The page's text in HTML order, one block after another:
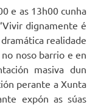
e as 13h00 cunha
dignamente é
realidade
noso barrio e en
masiva dun
perante a Xunta
expón as súas